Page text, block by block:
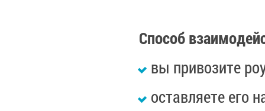
Способ
вы привозите
оставляете его